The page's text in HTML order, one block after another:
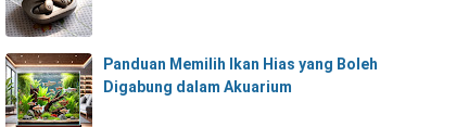
Panduan Memilih Ikan Hias yang Boleh
Digabung dalam Akuarium